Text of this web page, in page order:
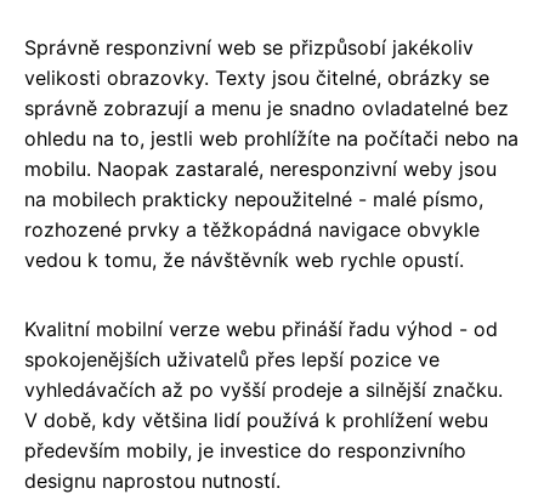
Správně responzivní web se přizpůsobí jakékoliv
velikosti obrazovky. Texty jsou čitelné, obrázky se
správně zobrazují a menu je snadno ovladatelné bez
ohledu na to, jestli web prohlížíte na počítači nebo na
mobilu. Naopak zastaralé, neresponzivní weby jsou
na mobilech prakticky nepoužitelné - malé písmo,
rozhozené prvky a těžkopádná navigace obvykle
vedou k tomu, že návštěvník web rychle opustí.
Kvalitní mobilní verze webu přináší řadu výhod - od
spokojenějších uživatelů přes lepší pozice ve
vyhledávačích až po vyšší prodeje a silnější značku.
V době, kdy většina lidí používá k prohlížení webu
především mobily, je investice do responzivního
designu naprostou nutností.